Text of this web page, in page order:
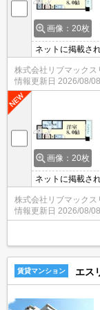
画像：20枚
ネットに掲載さ
型マンション★
★弊社は天満橋
ご希望の店舗で
在籍★内見代行
株式会社リブマック
情報更新日 2026/08/08
画像：20枚
ネットに掲載さ
型マンション★
★弊社は天満橋
ご希望の店舗で
在籍★内見代行
株式会社リブマック
情報更新日 2026/08/08
賃貸マンション エス